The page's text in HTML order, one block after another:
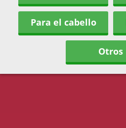
Para el cabello
Otros